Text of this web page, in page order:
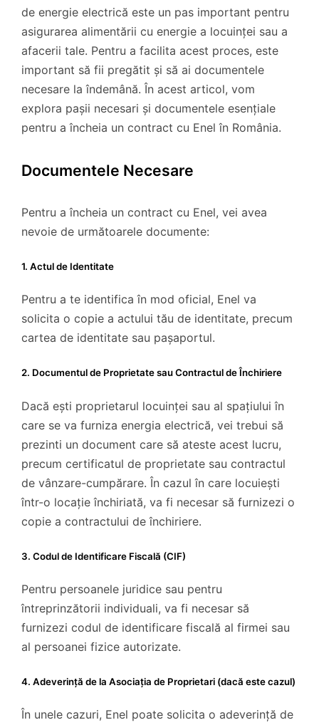
de energie electrică este un pas important pentru
asigurarea alimentării cu energie a locuinței sau a
afacerii tale. Pentru a facilita acest proces, este
important să fii pregătit și să ai documentele
necesare la îndemână. În acest articol, vom
explora pașii necesari și documentele esențiale
pentru a încheia un contract cu Enel în România.
Documentele Necesare
Pentru a încheia un contract cu Enel, vei avea
nevoie de următoarele documente:
1. Actul de Identitate
Pentru a te identifica în mod oficial, Enel va
solicita o copie a actului tău de identitate, precum
cartea de identitate sau pașaportul.
2. Documentul de Proprietate sau Contractul de Închiriere
Dacă ești proprietarul locuinței sau al spațiului în
care se va furniza energia electrică, vei trebui să
prezinti un document care să ateste acest lucru,
precum certificatul de proprietate sau contractul
de vânzare-cumpărare. În cazul în care locuiești
într-o locație închiriată, va fi necesar să furnizezi o
copie a contractului de închiriere.
3. Codul de Identificare Fiscală (CIF)
Pentru persoanele juridice sau pentru
întreprinzătorii individuali, va fi necesar să
furnizezi codul de identificare fiscală al firmei sau
al persoanei fizice autorizate.
4. Adeverință de la Asociația de Proprietari (dacă este cazul)
În unele cazuri, Enel poate solicita o adeverință de